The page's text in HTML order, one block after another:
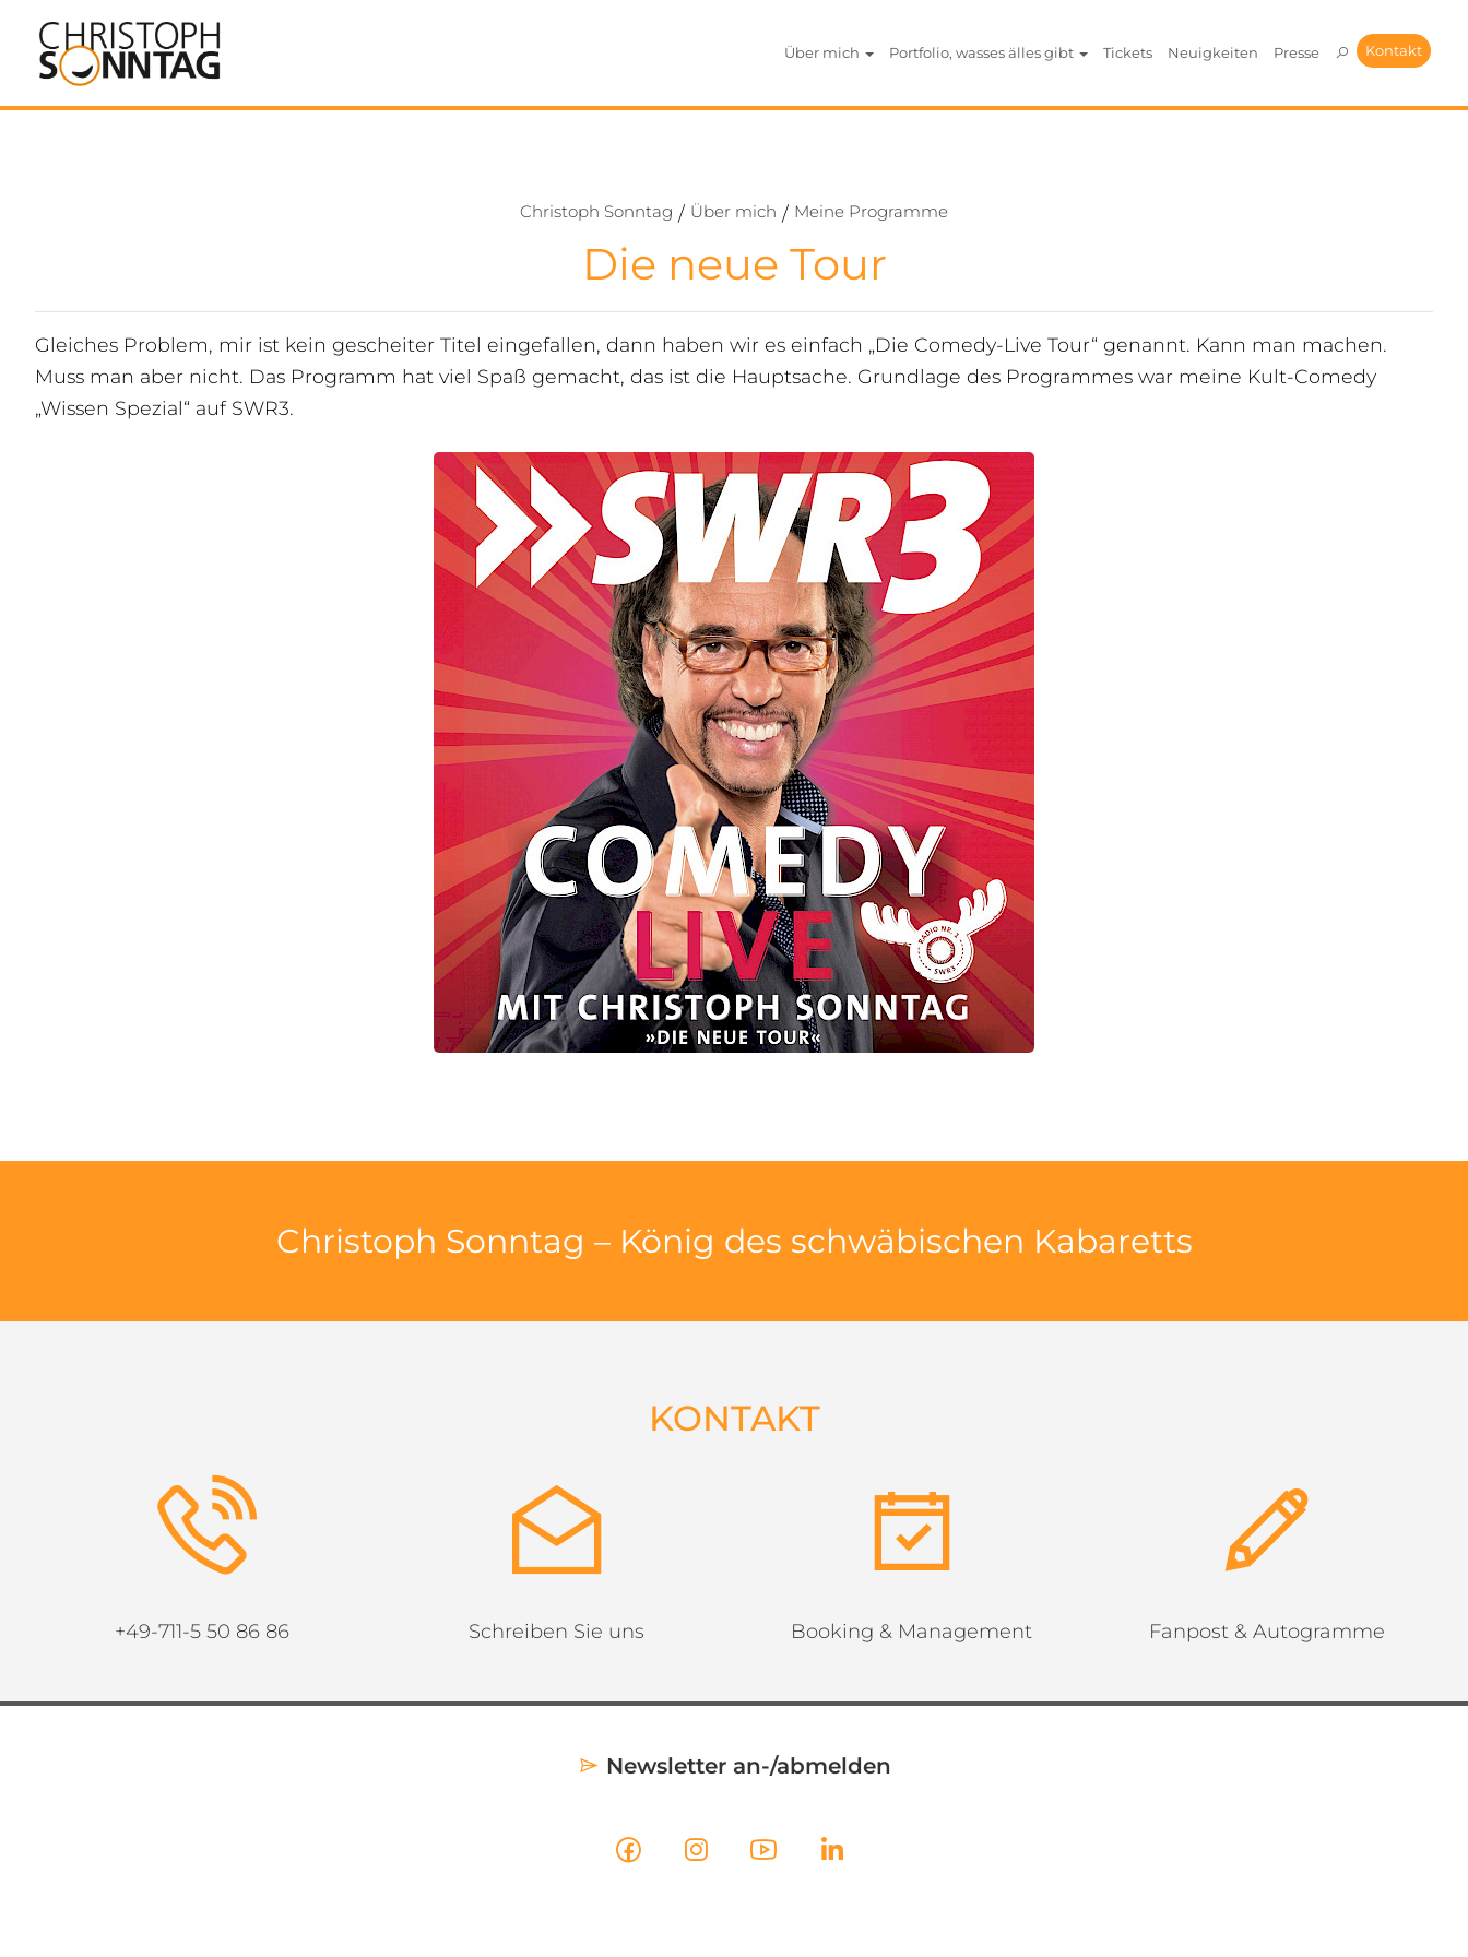
Über mich Portfolio, wasses älles gibt Tickets Neuigkeiten Presse Kontakt
Christoph Sonntag / Über mich / Meine Programme
Die neue Tour
Gleiches Problem, mir ist kein gescheiter Titel eingefallen, dann haben wir es einfach „Die Comedy-Live Tour“ genannt. Kann man machen.
Muss man aber nicht. Das Programm hat viel Spaß gemacht, das ist die Hauptsache. Grundlage des Programmes war meine Kult-Comedy
„Wissen Spezial“ auf SWR3.
Christoph Sonntag – König des schwäbischen Kabaretts
KONTAKT
+49-711-5 50 86 86 Schreiben Sie uns Booking & Management Fanpost & Autogramme
Newsletter an-/abmelden